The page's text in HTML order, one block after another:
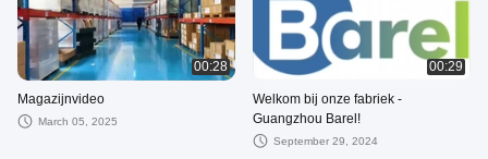
00:28
Magazijnvideo
March 05, 2025
00:29
Welkom bij onze fabriek -
Guangzhou Barel!
September 29, 2024